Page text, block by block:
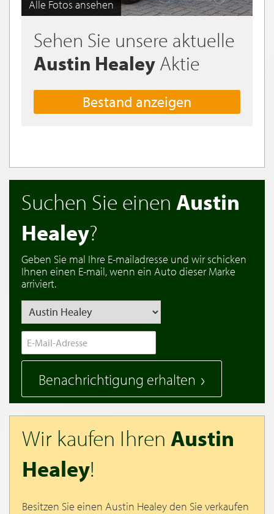
Alle Fotos ansehen
Sehen Sie unsere aktuelle
Austin Healey Aktie
Bestand anzeigen
Suchen Sie einen Austin
Healey?
Geben Sie mal Ihre E-mailadresse und wir schicken
Ihnen einen E-mail, wenn ein Auto dieser Marke
arriviert.
Benachrichtigung erhalten
Wir kaufen Ihren Austin
Healey!
Besitzen Sie einen Austin Healey den Sie verkaufen